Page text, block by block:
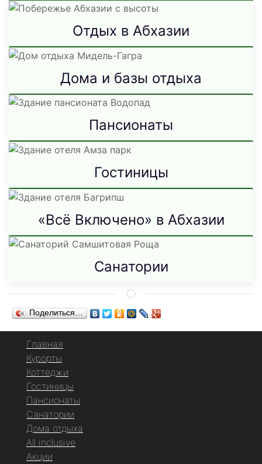
Отдых в Абхазии
Дома и базы отдыха
Пансионаты
Гостиницы
«Всё Включено» в Абхазии
Санатории
Поделиться…
Главная
Курорты
Коттеджи
Гостиницы
Пансионаты
Санатории
Дома отдыха
All inclusive
Акции